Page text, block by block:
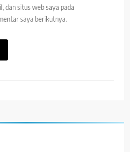
dan situs web saya pada
saya berikutnya.